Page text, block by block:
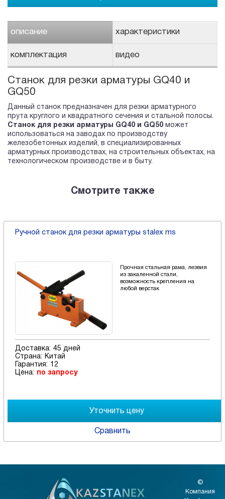
описание характеристики
комплектация видео
Станок для резки арматуры GQ40 и
GQ50
Данный станок предназначен для резки арматурного
прута круглого и квадратного сечения и стальной полосы.
Станок для резки арматуры GQ40 и GQ50 может
использоваться на заводах по производству
железобетонных изделий, в специализированных
арматурных производствах, на строительных объектах, на
технологическом производстве и в быту.
Смотрите также
Ручной станок для резки арматуры stalex ms
Прочная стальная рама, лезвия
из закаленной стали,
возможность крепления на
любой верстак
Доставка: 45 дней
Страна:
Китай
Гарантия:
12
Цена:
по запросу
Сравнить
©
Компания